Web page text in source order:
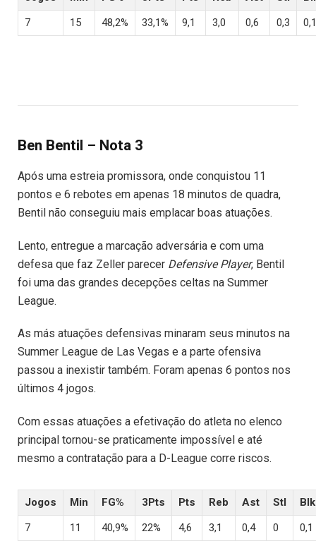
7
15 48,2% 33,1% 9,1 3,0 0,6 0,3 0,1
Ben Bentil – Nota 3
Após uma estreia promissora, onde conquistou 11
pontos e 6 rebotes em apenas 18 minutos de quadra,
Bentil não conseguiu mais emplacar boas atuações.
Lento, entregue a marcação adversária e com uma
defesa que faz Zeller parecer Defensive Player, Bentil
foi uma das grandes decepções celtas na Summer
League.
As más atuações defensivas minaram seus minutos na
Summer League de Las Vegas e a parte ofensiva
passou a inexistir também. Foram apenas 6 pontos nos
últimos 4 jogos.
Com essas atuações a efetivação do atleta no elenco
principal tornou-se praticamente impossível e até
mesmo a contratação para a D-League corre riscos.
Jogos Min FG% 3Pts Pts Reb Ast Stl
Blk
7
11 40,9% 22% 4,6 3,1 0,4 0 0,1